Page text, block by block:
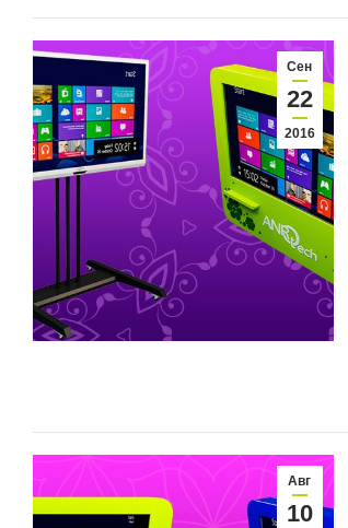
Сен
22
2016
Авг
10